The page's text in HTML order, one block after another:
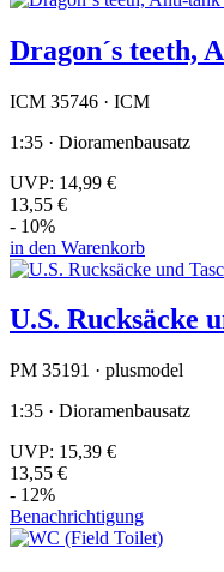
Dragon´s teeth,
ICM 35746 · ICM
1:35 · Dioramenbausatz
UVP: 14,99 €
13,55 €
- 10%
in den Warenkorb
U.S. Rucksäcke
PM 35191 · plusmodel
1:35 · Dioramenbausatz
UVP: 15,39 €
13,55 €
- 12%
Benachrichtigung